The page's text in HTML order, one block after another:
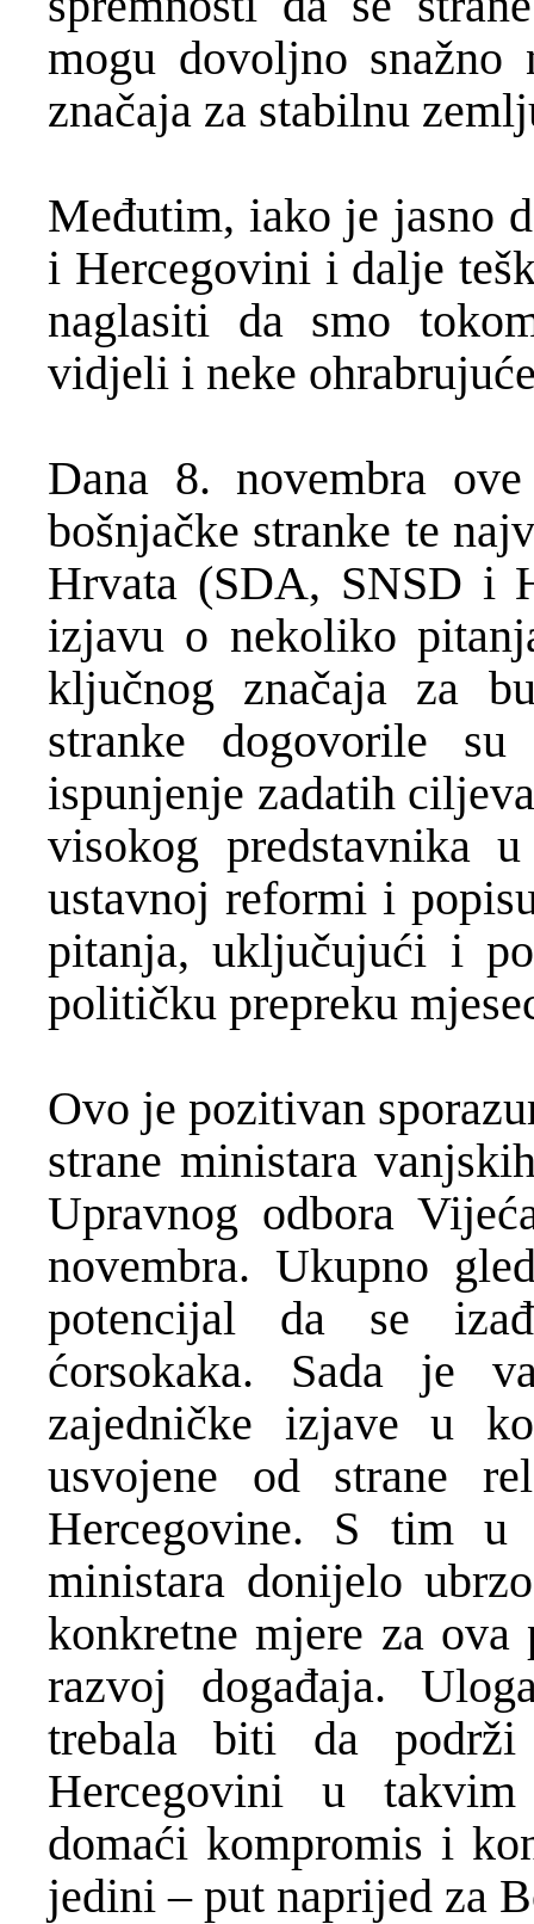
mogu dovoljno snažno
značaja za stabilnu
Međutim, iako je jasno
i Hercegovini i dalje
naglasiti da smo
vidjeli i neke
Dana 8. novembra
bošnjačke stranke te
Hrvata (SDA, SNSD i
izjavu o nekoliko
ključnog značaja za
stranke dogovorile
ispunjenje zadatih
visokog predstavnika
ustavnoj reformi i
pitanja, uključujući i
političku prepreku
Ovo je pozitivan
strane ministara
Upravnog odbora
novembra. Ukupno
potencijal da se
ćorsokaka. Sada je
zajedničke izjave u
usvojene od strane
Hercegovine. S tim
ministara donijelo
konkretne mjere za
razvoj događaja.
trebala biti da
Hercegovini u
domaći kompromis i
jedini – put naprijed za